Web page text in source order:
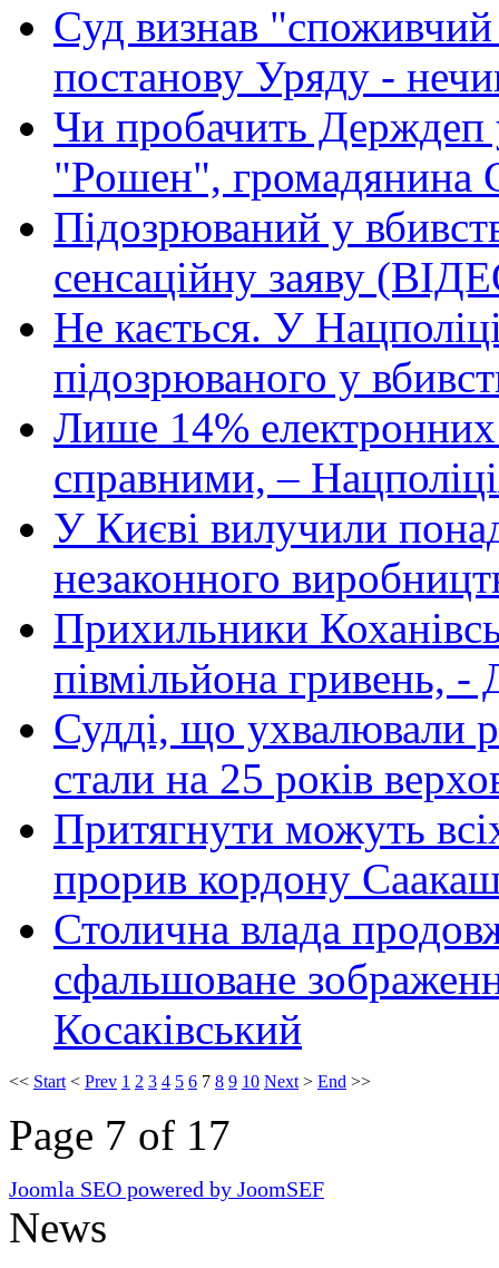
Cуд визнав
постанову Уряду -
Чи пробачить Держдеп
"Рошен",
Підозрюваний у
сенсаційну заяву
Не кається. У
підозрюваного у
Лише 14% електронних
справними, –
У Києві вилучили
незаконного
Прихильники
півмільйона гривень,
Судді, що ухвалювали
стали на 25 років
Притягнути можуть
прорив кордону
Столична влада
сфальшоване
Косаківський
<< Start < Prev 1 2 3 4 5 6 7 8 9 10 Next > End >>
Page 7 of 17
Joomla SEO powered by JoomSEF
News